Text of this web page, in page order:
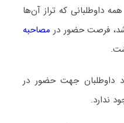
داوطلبانی که تراز آن‌ها
فرصت حضور در مصاحبه
داوطلبان جهت حضور در
ندارد.